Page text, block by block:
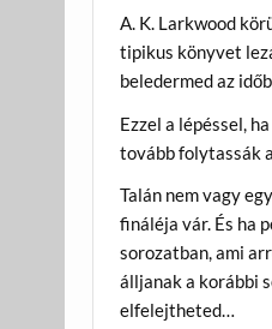
A. K. Larkwood
tipikus könyvet
beledermed az
Ezzel a lépéssel,
tovább folytassák
Talán nem vagy
fináléja vár. És ha
sorozatban, ami
álljanak a korábbi
elfelejtheted…